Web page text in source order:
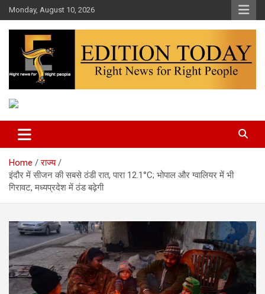
Skip
to
content
Monday, August 10, 2026
Edition Today
Home
राज्य
इंदौर में सीजन की सबसे ठंडी रात, पारा 12.1°C; भोपाल और ग्वालियर में भी
गिरावट, मध्यप्रदेश में ठंड बढ़ेगी